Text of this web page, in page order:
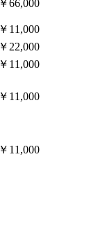
￥66,000
￥11,000
￥22,000
￥11,000
￥11,000
￥11,000